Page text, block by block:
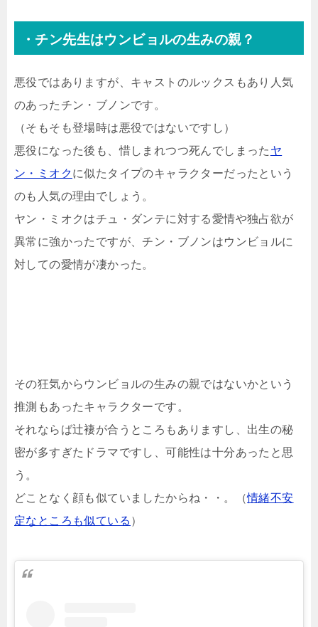
・チン先生はウンビョルの生みの親？
悪役ではありますが、キャストのルックスもあり人気
のあったチン・ブノンです。
（そもそも登場時は悪役ではないですし）
悪役になった後も、惜しまれつつ死んでしまった ヤ
ン・ミオクに似たタイプのキャラクターだったという
のも人気の理由でしょう。
ヤン・ミオクはチュ・ダンテに対する愛情や独占欲が
異常に強かったですが、チン・ブノンはウンビョルに
対しての愛情が凄かった。
その狂気からウンビョルの生みの親ではないかという
推測もあったキャラクターです。
それならば辻褄が合うところもありますし、出生の秘
密が多すぎたドラマですし、可能性は十分あったと思
う。
どことなく顔も似ていましたからね・・。（情緒不安
定なところも似ている ）